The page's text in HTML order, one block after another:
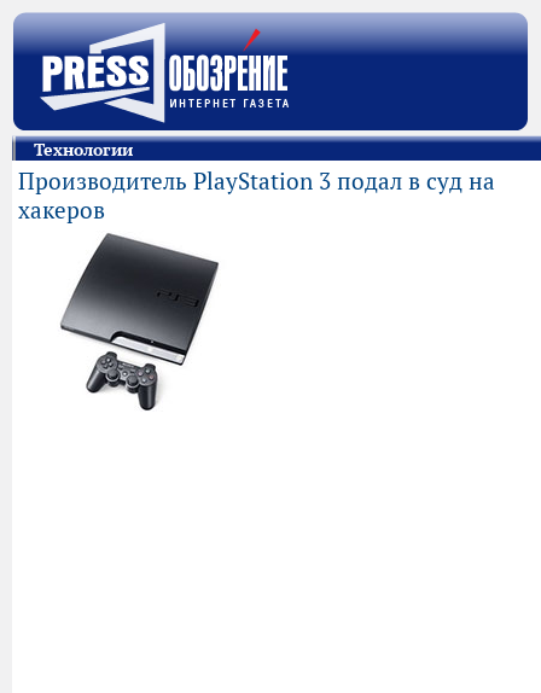
Технологии
Производитель PlayStation 3 подал в суд на
хакеров